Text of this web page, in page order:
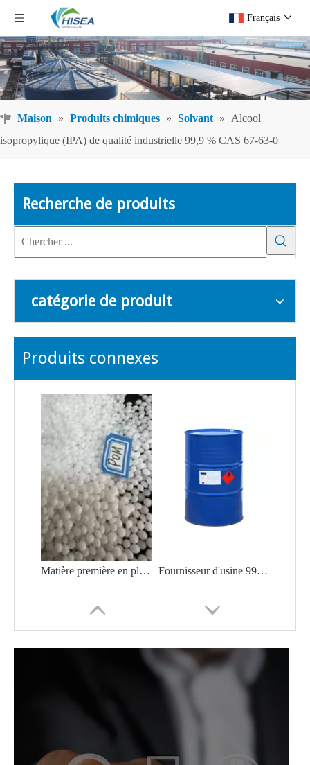
Français
Maison » Produits chimiques » Solvant »
Alcool
isopropylique (IPA) de qualité industrielle 99,9 % CAS 67-63-0
Recherche de produits
catégorie de produit
Produits connexes
Matière première en plastique de couleur naturelle POM polyacétal/polyformaldéhyde Fournisseur d'usine 99,9 % N, N-Diméthylformamide DMF CAS 68-12-2